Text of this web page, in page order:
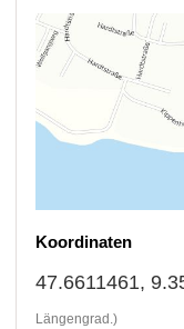
Koordinaten
47.6611461,
Längengrad.)